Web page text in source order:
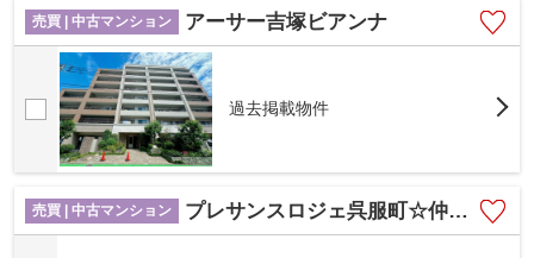
売買 | 中古マンション アーサー吉塚ビアンナ
過去掲載物件
売買 | 中古マンション プレサンスロジェ呉服町☆仲介手数料無料☆